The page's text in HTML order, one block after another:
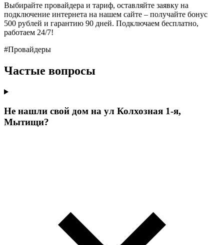
Выбирайте провайдера и тариф, оставляйте заявку на
подключение интернета на нашем сайте – получайте бонус
500 рублей и гарантию 90 дней. Подключаем бесплатно,
работаем 24/7!
#Провайдеры
Частые вопросы
Не нашли свой дом на ул Колхозная 1-я,
Мытищи?